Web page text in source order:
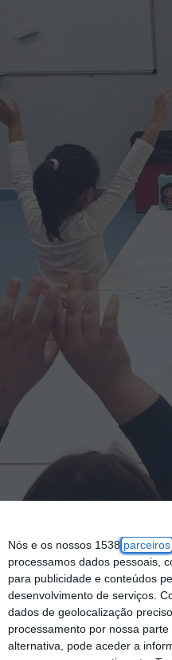
Nós e os nossos 1538 parceiros
processamos dados pessoais,
para publicidade e conteúdos
desenvolvimento de serviços.
dados de geolocalização
processamento por nossa
alternativa, pode aceder a